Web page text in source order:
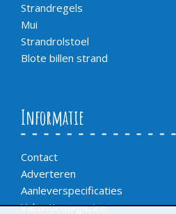
Strandregels
Mui
Strandrolstoel
Blote billen strand
Informatie
Contact
Adverteren
Aanleverspecificaties
Vakantiemagazine